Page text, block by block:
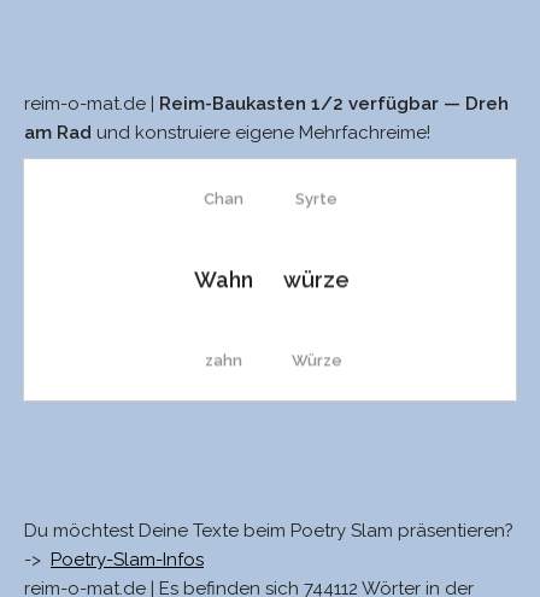
reim-o-mat.de |
Reim-Baukasten 1/2 verfügbar — Dreh
am Rad und konstruiere eigene Mehrfachreime!
Chan
Wahn
zahn
Tran
Syrte
würze
Würze
würgte
Du möchtest Deine Texte beim Poetry Slam präsentieren?
-> Poetry-Slam-Infos
reim-o-mat.de | Es befinden sich 744112 Wörter in der